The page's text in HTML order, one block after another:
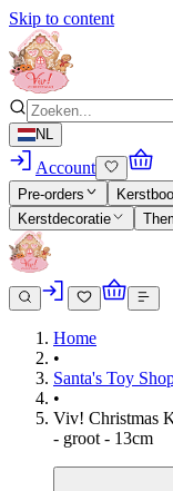
Skip to content
NL
Account
Pre-orders
Kerstdecoratie
Home
•
Santa's Toy
•
Viv! Christmas
- groot - 13cm